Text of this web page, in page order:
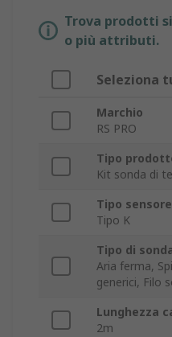
Trova prodotti
o più attributi.
Seleziona
Marchio
RS PRO
Tipo
Kit sonda di
Tipo sensore
Tipo K
Tipo di
Aria ferma,
generici, Filo
Lunghezza
2m